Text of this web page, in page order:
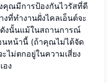
คุณมีการป้องกันไวรัสที่ดี
งที่ทำงานฝั่งไคลเอ็นต์จะ
งนั้นแม้ในสถานการณ์
นหน้านี้ (ถ้าคุณไม่ได้จัด
ไม่ตกอยู่ในความเสี่ยง
อง